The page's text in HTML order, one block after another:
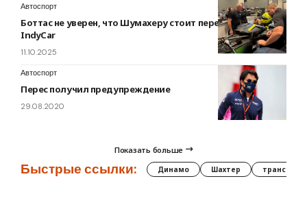
Автоспорт
Боттас не уверен, что Шумахеру стоит переходить в
IndyCar
11.10.2025
Автоспорт
Перес получил предупреждение
29.08.2020
Показать больше
Быстрые ссылки: Динамо Шахтер трансферы